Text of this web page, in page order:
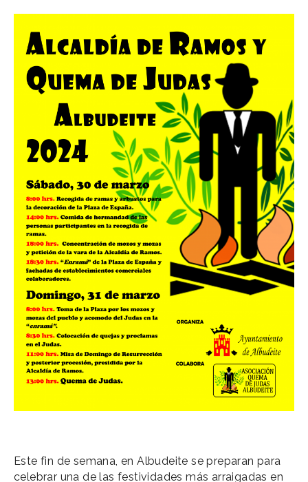
Este fin de semana, en Albudeite se preparan para
celebrar una de las festividades más arraigadas en